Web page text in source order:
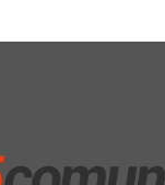
functions.php